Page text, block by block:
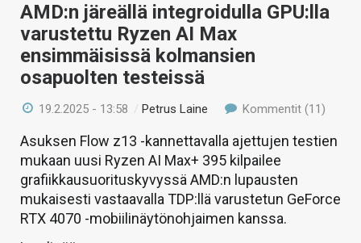
AMD:n järeällä integroidulla GPU:lla
varustettu Ryzen AI Max
ensimmäisissä kolmansien
osapuolten testeissä
19.2.2025 - 13:58 /Petrus Laine Kommentit (11)
Asuksen Flow z13 -kannettavalla ajettujen testien
mukaan uusi Ryzen AI Max+ 395 kilpailee
grafiikkausuorituskyvyssä AMD:n lupausten
mukaisesti vastaavalla TDP:llä varustetun GeForce
RTX 4070 -mobiilinäytönohjaimen kanssa.